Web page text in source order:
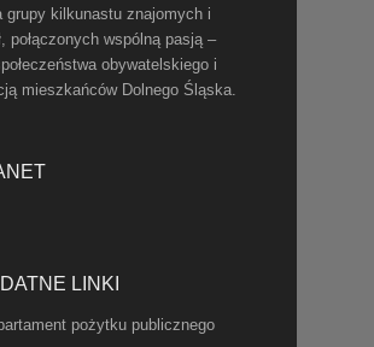
grupy kilkunastu znajomych i
połączonych wspólną pasją –
obywatelskiego i
mieszkańców Dolnego Śląska.
LINKI
pożytku publicznego